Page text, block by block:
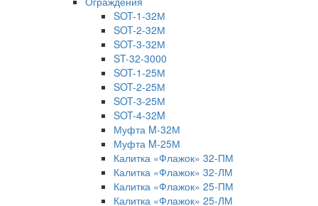
SOT-1-32М
SOT-2-32М
SOT-3-32М
ST-32-3000
SOT-1-25М
SOT-2-25М
SOT-3-25М
SOT-4-32M
Муфта M-32М
Муфта M-25М
Калитка «Флажок» 32-ПМ
Калитка «Флажок» 32-ЛМ
Калитка «Флажок» 25-ПМ
Калитка «Флажок» 25-ЛМ